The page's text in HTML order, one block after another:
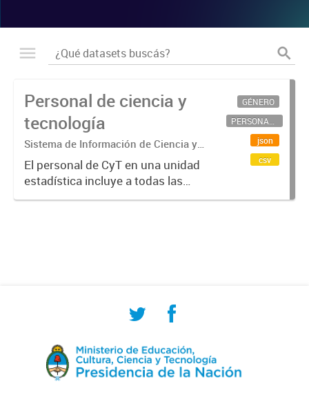
Personal de ciencia y
tecnología
Sistema de Información de Ciencia y
Tecnología Argentino (SICYTAR)
El personal de CyT en una unidad
estadística incluye a todas las
personas involucradas
GÉNERO
PERSONAL CIENTÍFICO-TECNOLÓGICO
json
csv